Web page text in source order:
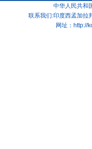
中华人民共和
联系我们:印度西孟加拉
网址： http://